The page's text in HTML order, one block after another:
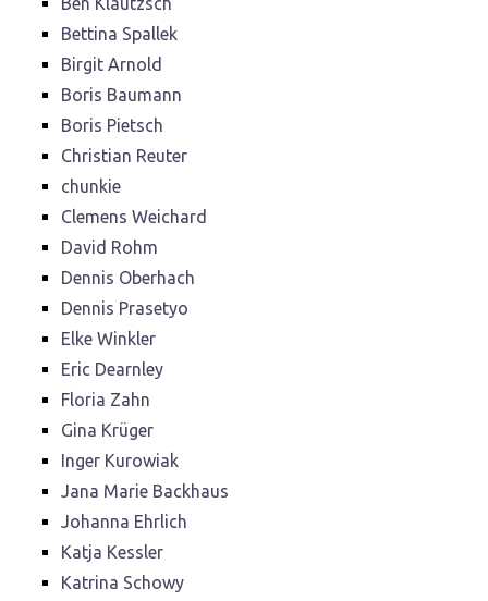
Bettina Spallek
Birgit Arnold
Boris Baumann
Boris Pietsch
Christian Reuter
chunkie
Clemens Weichard
David Rohm
Dennis Oberhach
Dennis Prasetyo
Elke Winkler
Eric Dearnley
Floria Zahn
Gina Krüger
Inger Kurowiak
Jana Marie Backhaus
Johanna Ehrlich
Katja Kessler
Katrina Schowy